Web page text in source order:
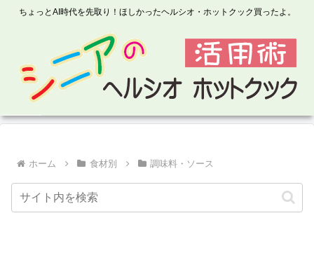
ちょっとAI時代を先取り！ほしかったヘルシオ・ホットクック買ったよ。
ホーム 食材別 調味料・ソース